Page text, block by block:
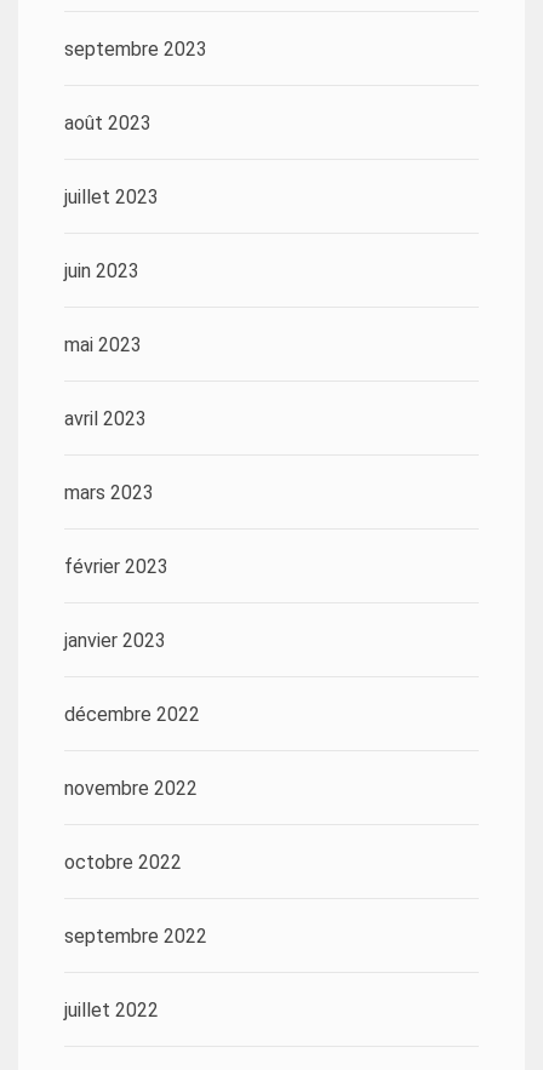
septembre 2023
août 2023
juillet 2023
juin 2023
mai 2023
avril 2023
mars 2023
février 2023
janvier 2023
décembre 2022
novembre 2022
octobre 2022
septembre 2022
juillet 2022